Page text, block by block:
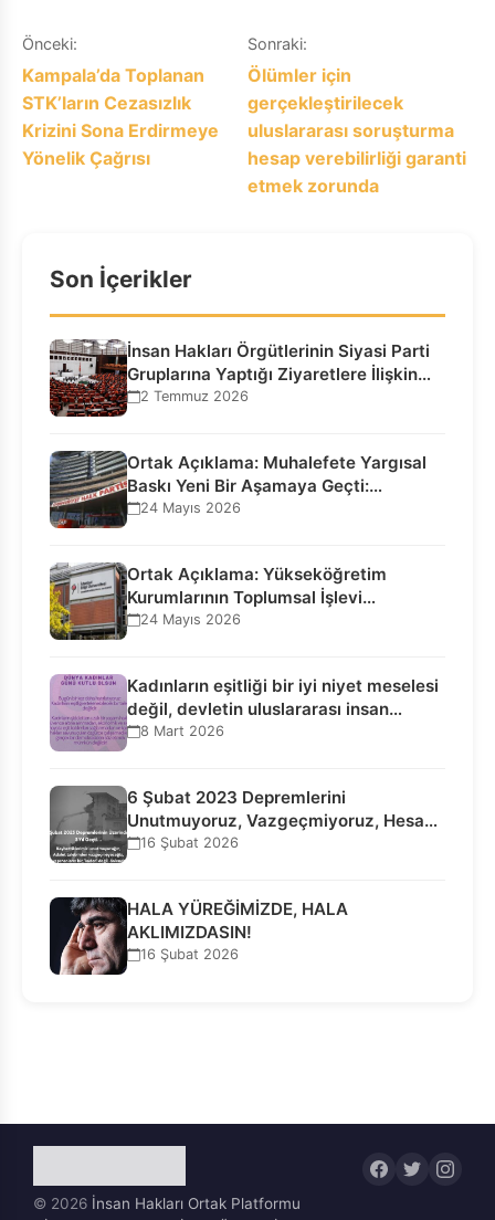
Yazı
gezinmesi
Önceki:
Kampala’da Toplanan
STK’ların Cezasızlık
Krizini Sona Erdirmeye
Yönelik Çağrısı
Sonraki:
Ölümler için
gerçekleştirilecek
uluslararası soruşturma
hesap verebilirliği garanti
etmek zorunda
Son İçerikler
İnsan Hakları Örgütlerinin Siyasi Parti
Gruplarına Yaptığı Ziyaretlere İlişkin
Bilgilendirme…
2 Temmuz 2026
Ortak Açıklama: Muhalefete Yargısal
Baskı Yeni Bir Aşamaya Geçti:
Seçilmiş…
24 Mayıs 2026
Ortak Açıklama: Yükseköğretim
Kurumlarının Toplumsal İşlevi
Kurucularının Ticari Akıbetine
24 Mayıs 2026
Kadınların eşitliği bir iyi niyet meselesi
değil, devletin uluslararası insan…
8 Mart 2026
6 Şubat 2023 Depremlerini
Unutmuyoruz, Vazgeçmiyoruz, Hesap
Sorulmasını İstiyoruz!
16 Şubat 2026
HALA YÜREĞİMİZDE, HALA
AKLIMIZDASIN!
16 Şubat 2026
© 2026 İnsan Hakları Ortak Platformu